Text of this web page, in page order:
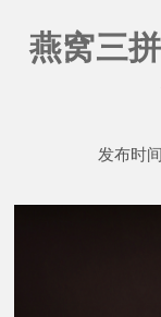
燕窝三
发布时